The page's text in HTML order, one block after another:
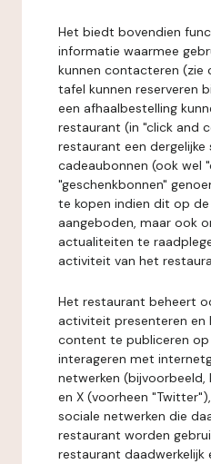
Het biedt bovendien
informatie waarmee
kunnen contacteren (zie
tafel kunnen reserveren
een afhaalbestelling
restaurant (in "click and
restaurant een dergelijke
cadeaubonnen (ook wel
"geschenkbonnen"
te kopen indien dit op
aangeboden, maar ook
actualiteiten te
activiteit van het
Het restaurant beheert
activiteit presenteren en
content te publiceren
interageren met
netwerken (bijvoorbeeld,
en X (voorheen
sociale netwerken die
restaurant worden
restaurant daadwerkelijk